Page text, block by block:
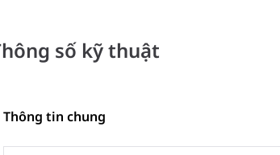
số kỹ thuật
Thông tin chung